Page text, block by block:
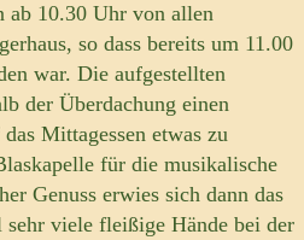
ab 10.30 Uhr von allen
so dass bereits um 11.00
war. Die aufgestellten
der Überdachung einen
Mittagessen etwas zu
für die musikalische
Genuss erwies sich dann das
viele fleißige Hände bei der